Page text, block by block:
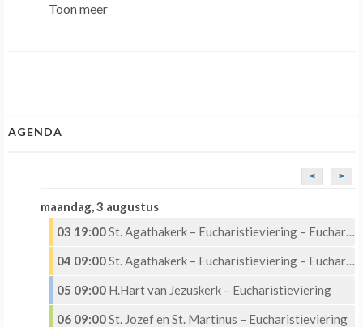
Toon meer
AGENDA
< >
maandag, 3 augustus
03 19:00St. Agathakerk – Eucharistieviering – Eucharistische Aanbidding
04 09:00St. Agathakerk – Eucharistieviering – Eucharistische Aanbidding
05 09:00 H.Hart van Jezuskerk – Eucharistieviering
06 09:00St. Jozef en St. Martinus – Eucharistieviering